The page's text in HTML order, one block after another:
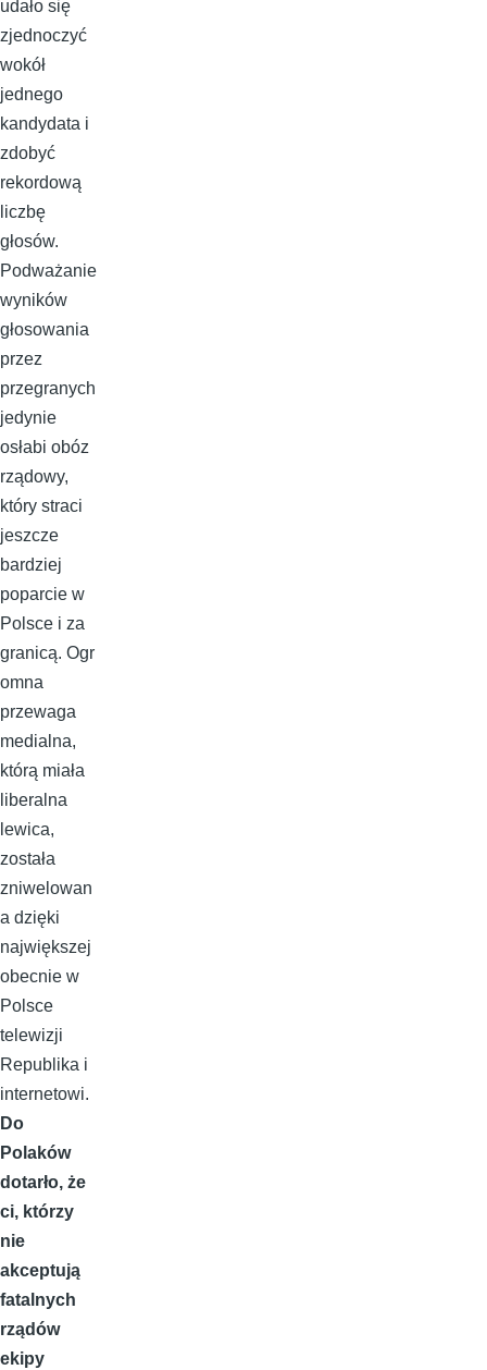
udało się
zjednoczyć
wokół
jednego
kandydata i
zdobyć
rekordową
liczbę
głosów.
Podważanie
wyników
głosowania
przez
przegranych
jedynie
osłabi obóz
rządowy,
który straci
jeszcze
bardziej
poparcie w
Polsce i za
granicą. Ogr
omna
przewaga
medialna,
którą miała
liberalna
lewica,
została
zniwelowan
a dzięki
największej
obecnie w
Polsce
telewizji
Republika i
internetowi.
Do
Polaków
dotarło, że
ci, którzy
nie
akceptują
fatalnych
rządów
ekipy